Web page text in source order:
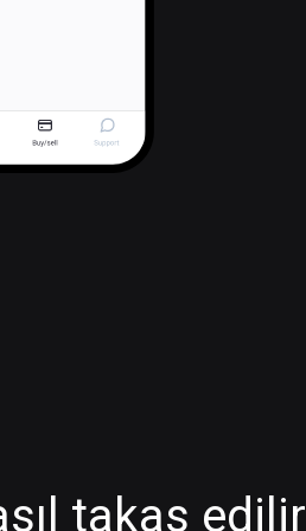
takas edilir